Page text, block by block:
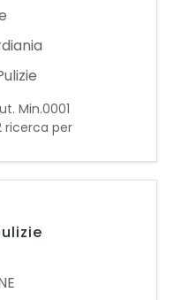
Min.0001
ricerca per
o alle
della
comuni,